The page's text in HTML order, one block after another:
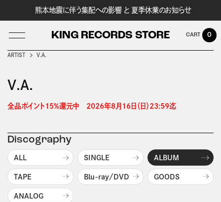
熊本地震に伴う集配への影響 と 夏季休業のお知らせ
KING RECORDS STORE 0
ARTIST V.A.
V.A.
全品ポイント15%還元中　2026年8月16日（日）23:59迄
Discography
ALL SINGLE ALBUM
TAPE Blu-ray/DVD GOODS
ANALOG